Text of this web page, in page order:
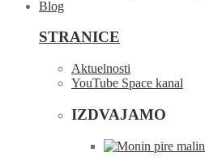
Blog
STRANICE
Aktuelnosti
YouTube Space kanal
IZDVAJAMO